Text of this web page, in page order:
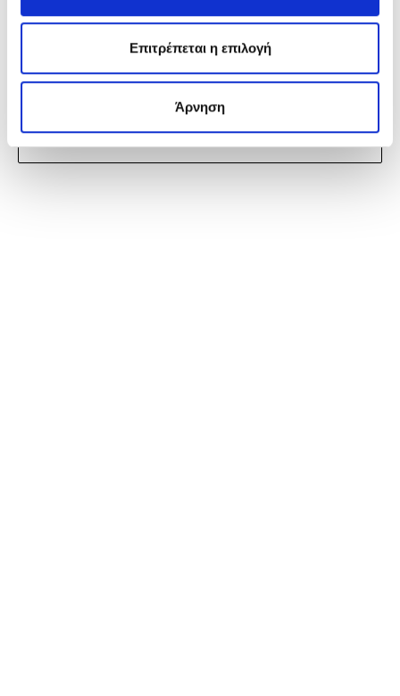
Επιτρέπεται η επιλογή
Άρνηση